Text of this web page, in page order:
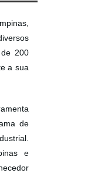
200
a sua
de
e